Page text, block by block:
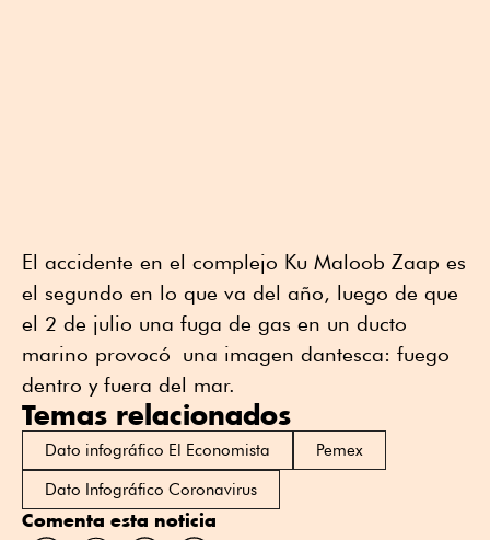
El accidente en el complejo Ku Maloob Zaap es
el segundo en lo que va del año, luego de que
el 2 de julio una fuga de gas en un ducto
marino provocó una imagen dantesca: fuego
dentro y fuera del mar.
Temas relacionados
Dato infográfico El Economista
Pemex
Dato Infográfico Coronavirus
Comenta esta noticia